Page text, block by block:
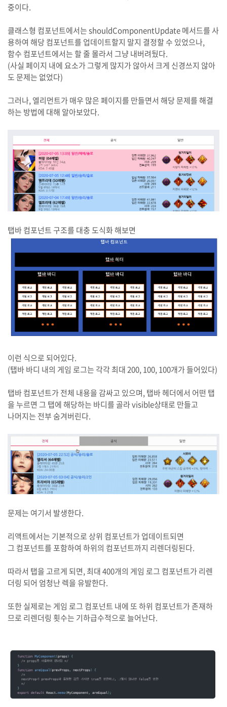
중이다.
클래스형 컴포넌트에서는 shouldComponentUpdate 메서드를 사
용하여 해당 컴포넌트를 업데이트할지 말지 결정할 수 있었으나,
함수 컴포넌트에서는 할 줄 몰라서 그냥 내버려뒀다.
(사실 페이지 내에 요소가 그렇게 많지가 않아서 크게 신경쓰지 않아
도 문제는 없었다)
그러나, 엘리먼트가 매우 많은 페이지를 만들면서 해당 문제를 해결
하는 방법에 대해 알아보았다.
탭바 컴포넌트 구조를 대충 도식화 해보면
이런 식으로 되어있다.
(탭바 바디 내의 게임 로그는 각각 최대 200, 100, 100개가 들어있다)
탭바 컴포넌트가 전체 내용을 감싸고 있으며, 탭바 헤더에서 어떤 탭
을 누르면 그 탭에 해당하는 바디를 골라 visible상태로 만들고
나머지는 전부 숨겨버린다.
문제는 여기서 발생한다.
리액트에서는 기본적으로 상위 컴포넌트가 업데이트되면
그 컴포넌트를 포함하여 하위의 컴포넌트까지 리렌더링된다.
따라서 탭을 고르게 되면, 최대 400개의 게임 로그 컴포넌트가 리렌
더링 되어 엄청난 렉을 유발한다.
또한 실제로는 게임 로그 컴포넌트 내에 또 하위 컴포넌트가 존재하
므로 리렌더링 횟수는 기하급수적으로 늘어난다.